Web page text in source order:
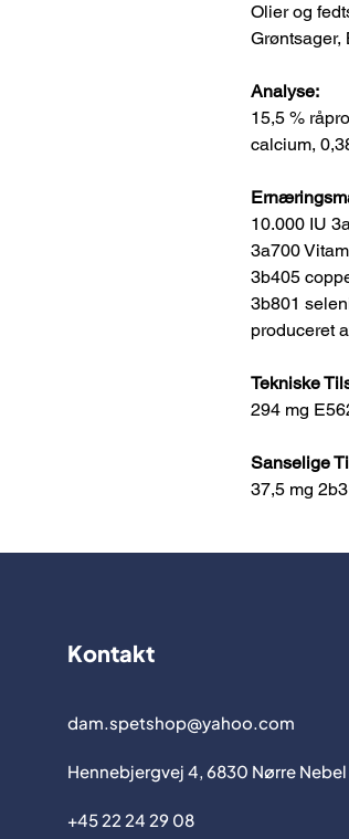
Olier og
Grøntsager,
Analyse:
15,5 %
calcium,
10.000 IU
3a700
3b405
3b801
produceret
Tekniske
294 mg
Sanselige
37,5 mg
Kontakt
dam.spetshop@yahoo.com
Hennebjergvej 4, 6830 Nørre Nebel
+45 22 24 29 08